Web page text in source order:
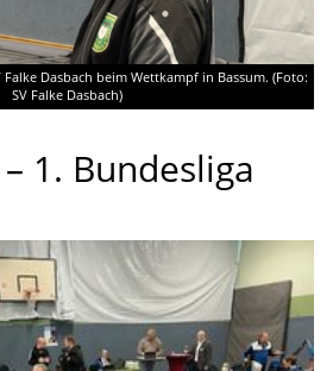
Dasbach beim Wettkampf in Bassum. (Foto:
SV Falke Dasbach)
1. Bundesliga